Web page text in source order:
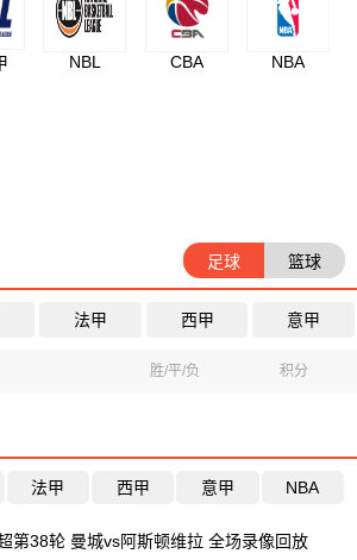
NBL CBA NBA
足球 篮球
法甲 西甲 意甲
胜/平/负 积分
法甲 西甲 意甲 NBA
第38轮 曼城vs阿斯顿维拉 全场录像回放